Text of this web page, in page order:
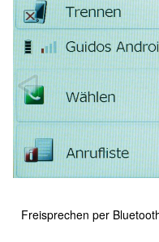
Freisprechen per